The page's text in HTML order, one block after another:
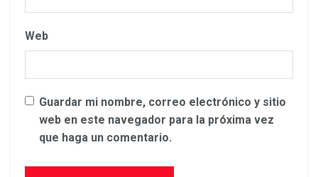
Web
Guardar mi nombre, correo electrónico y sitio
web en este navegador para la próxima vez
que haga un comentario.